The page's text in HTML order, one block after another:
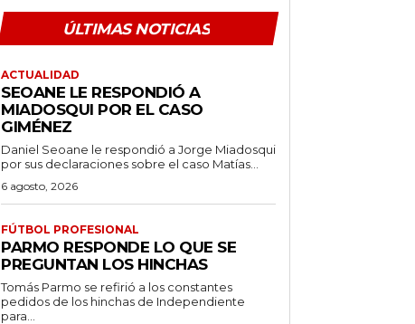
ÚLTIMAS NOTICIAS
ACTUALIDAD
SEOANE LE RESPONDIÓ A
MIADOSQUI POR EL CASO
GIMÉNEZ
Daniel Seoane le respondió a Jorge Miadosqui
por sus declaraciones sobre el caso Matías...
6 agosto, 2026
FÚTBOL PROFESIONAL
PARMO RESPONDE LO QUE SE
PREGUNTAN LOS HINCHAS
Tomás Parmo se refirió a los constantes
pedidos de los hinchas de Independiente
para...